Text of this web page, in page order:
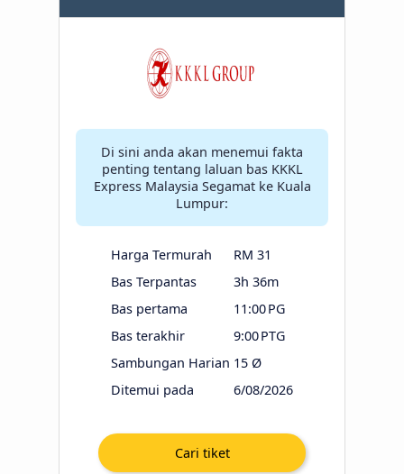
Di sini anda akan menemui fakta
penting tentang laluan bas KKKL
Express Malaysia Segamat ke Kuala
Lumpur:
Harga Termurah
RM 31
Bas Terpantas
3h 36m
Bas pertama
11:00 PG
Bas terakhir
9:00 PTG
Sambungan Harian 15 Ø
Ditemui pada
6/08/2026